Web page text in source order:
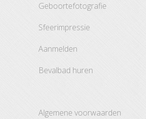
geboortefotografie
sfeerimpressie
aanmelden
bevalbad huren
Algemene voorwaarden